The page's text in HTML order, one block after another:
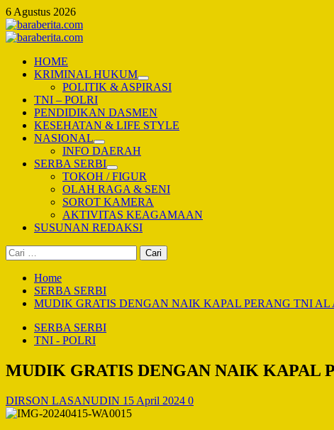
Skip
to
content
6 Agustus 2026
Primary
HOME
KRIMINAL HUKUM
POLITIK & ASPIRASI
TNI – POLRI
PENDIDIKAN DASMEN
KESEHATAN & LIFE STYLE
NASIONAL
INFO DAERAH
SERBA SERBI
TOKOH / FIGUR
OLAH RAGA & SENI
SOROT KAMERA
AKTIVITAS KEAGAMAAN
SUSUNAN REDAKSI
Cari
untuk:
Home
SERBA SERBI
MUDIK GRATIS DENGAN NAIK KAPAL PERANG TNI
SERBA SERBI
TNI - POLRI
MUDIK GRATIS DENGAN NAIK KAPAL
DIRSON LASANUDIN 15 April 2024 0